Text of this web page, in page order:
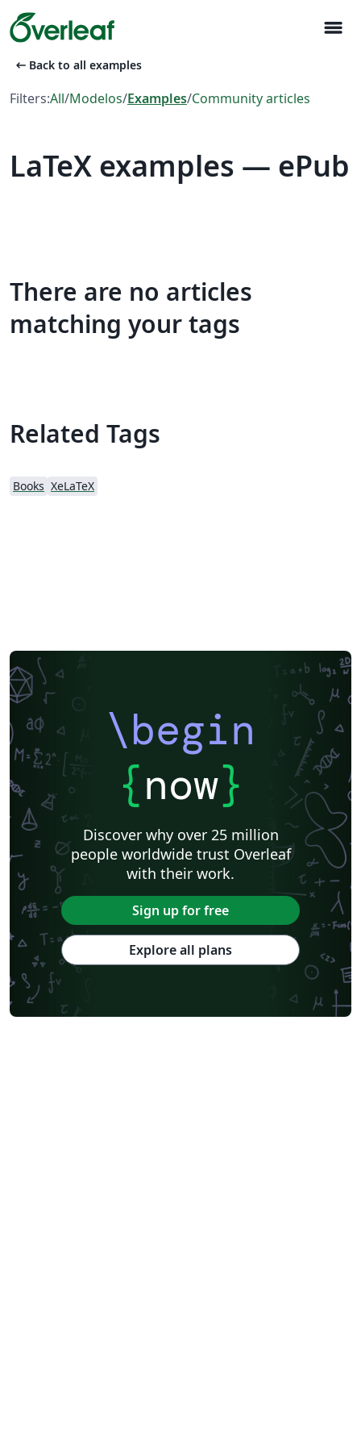
menu
arrow_left_alt Back to all examples
Filters:All/Modelos/Examples/Community articles
LaTeX examples — ePub
There are no articles
matching your tags
Related Tags
Books XeLaTeX
\begin
{now}
Discover why over 25 million
people worldwide trust Overleaf
with their work.
Sign up for free
Explore all plans